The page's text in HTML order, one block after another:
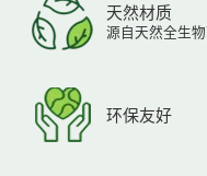
天然材质
源自天然全生
环保友好